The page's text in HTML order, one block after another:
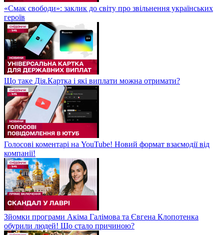
«Смак свободи»: заклик до світу про звільнення українських
героїв
Що таке Дія.Картка і які виплати можна отримати?
Голосові коментарі на YouTube! Новий формат взаємодії від
компанії!
Зйомки програми Акіма Галімова та Євгена Клопотенка
обурили людей! Що стало причиною?